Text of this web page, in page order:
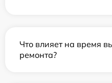
Что влияет на время
ремонта?